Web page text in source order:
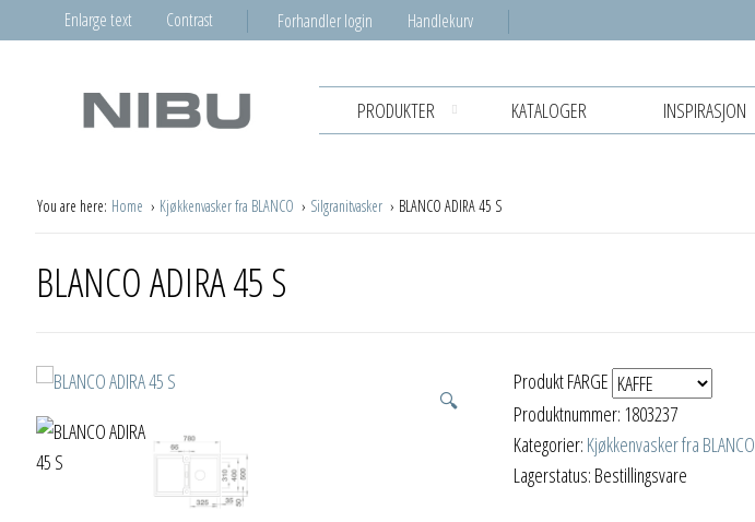
Enlarge text Contrast Forhandler login Handlekurv
PRODUKTER KATALOGER INSPIRASJON
You are here: Home Kjøkkenvasker fra BLANCO Silgranitvasker BLANCO ADIRA 45 S
BLANCO ADIRA 45 S
🔍
Produkt FARGE
Produktnummer: 1803237
Kategorier: Kjøkkenvasker fra BLANCO
Lagerstatus: Bestillingsvare